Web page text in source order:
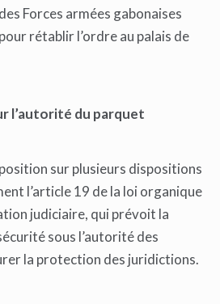
Forces armées gabonaises
rétablir l’ordre au palais de
l’autorité du parquet
sur plusieurs dispositions
l’article 19 de la loi organique
judiciaire, qui prévoit la
sous l’autorité des
la protection des juridictions.